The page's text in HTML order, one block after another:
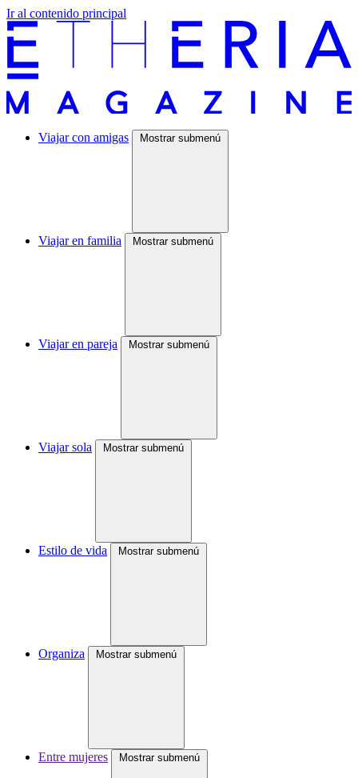
Ir al contenido principal
Viajar con amigas Mostrar submenú
Viajar en familia Mostrar submenú
Viajar en pareja Mostrar submenú
Viajar sola Mostrar submenú
Estilo de vida Mostrar submenú
Organiza Mostrar submenú
Entre mujeres Mostrar submenú